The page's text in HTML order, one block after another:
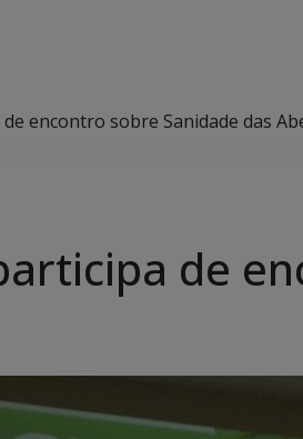
encontro sobre Sanidade das
de